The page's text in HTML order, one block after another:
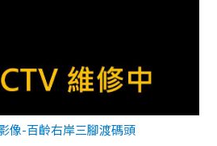
像-百齡右岸三腳渡碼頭